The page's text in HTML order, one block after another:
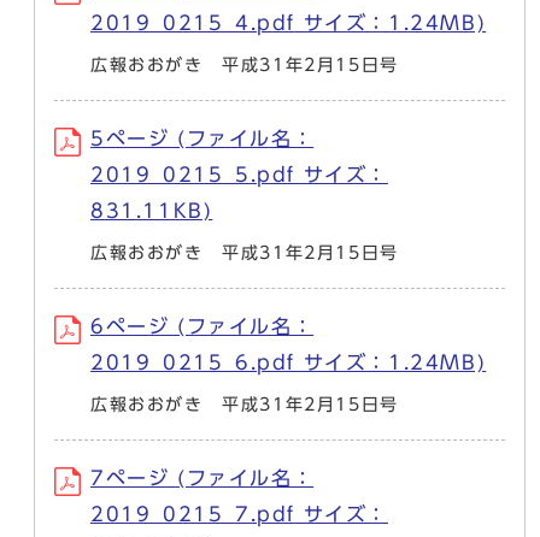
2019_0215_4.pdf サイズ：1.24MB)
広報おおがき 平成31年2月15日号
5ページ (ファイル名：
2019_0215_5.pdf サイズ：
831.11KB)
広報おおがき 平成31年2月15日号
6ページ (ファイル名：
2019_0215_6.pdf サイズ：1.24MB)
広報おおがき 平成31年2月15日号
7ページ (ファイル名：
2019_0215_7.pdf サイズ：